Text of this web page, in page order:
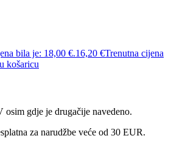
bila je: 18,00 €.16,20 €Trenutna cijena
košaricu
gdje je drugačije navedeno.
za narudžbe veće od 30 EUR.